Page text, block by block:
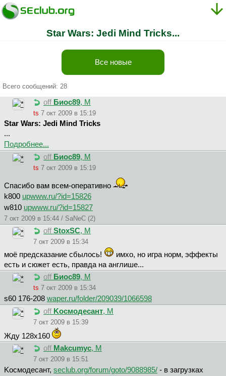
Star Wars: Jedi Mind Tricks...
Все новые
Всего сообщений: 28
off Биoc89, М
ts 7 окт 2009 в 15:19
Star Wars: Jedi Mind Tricks
...
Подробнее...
off Биoc89, М
ts 7 окт 2009 в 15:19
Спасибо вам всем-оперативно
k800 upwww.ru/?id=15826
w810 upwww.ru/?id=15827
7 окт 2009 в 15:44 / SaNeC (2)
off StoxSC, М
7 окт 2009 в 15:34
моё предсказание сбылось!
имхо, но игра норм, эффекты
есть и сюжет есть, правда на англише...
off Биoc89, М
ts 7 окт 2009 в 15:34
s60 176-208 waper.ru/folder/209039/1066598
off Kocмoдecaнт, М
7 окт 2009 в 15:39
Жду 128х160
off Makcumyc, М
7 окт 2009 в 15:51
Kocмoдecaнт, seclub.org/forum/goto/9088985/ - в загрузках